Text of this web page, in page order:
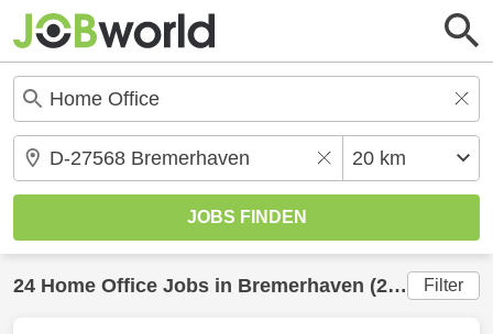
24 Home Office Jobs in Bremerhaven (20 km) gefunden Filter